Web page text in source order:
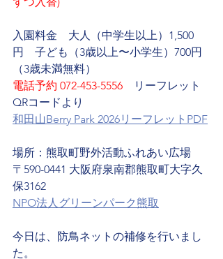
入園料金　大人（中学生以上）1,500
円　子ども（3歳以上〜小学生）700円
（3歳未満無料）
電話予約 072-453-5556 リーフレット
QRコードより
和田山Berry Park 2026リーフレットPDF
場所：熊取町野外活動ふれあい広場
〒590-0441 大阪府泉南郡熊取町大字久
保3162
NPO法人グリーンパーク熊取
今日は、防鳥ネットの補修を行いまし
た。